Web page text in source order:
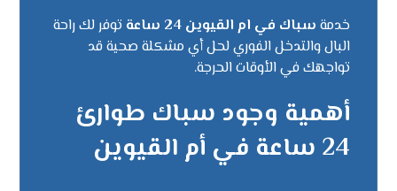
خدمة سباك في ام القيوين 24 ساعة
توفر لك راحة
البال والتدخل الفوري لحل أي مشكلة صحية قد
تواجهك في الأوقات الحرجة.
أهمية وجود سباك طوارئ
24 ساعة في أم القيوين